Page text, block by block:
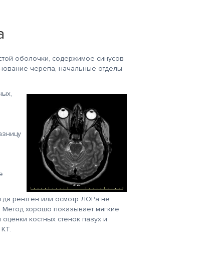
благодарность
сотрудникам
клиники: Охорзиной
Н.А, Гришиной
О.Н, Ратниковой М.А. За
профессионализм,
качественную помощь,
заботливое отношение к
Благодарен за
обслуживание
администратора Марии и
доктора Салоникиди
Георгия, лаборанта
Лукиновой
Елене. Спасибо!
оболочки, содержимое синусов
черепа, начальные отделы
рентген или осмотр ЛОРа не
Метод хорошо показывает мягкие
костных стенок пазух и